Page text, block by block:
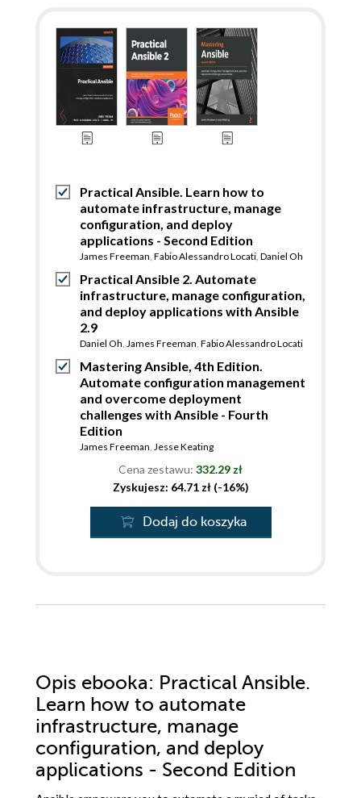
Practical Ansible. Learn how to
automate infrastructure, manage
configuration, and deploy
applications - Second Edition
James Freeman Fabio Alessandro Locati Daniel Oh
Practical Ansible 2. Automate
infrastructure, manage configuration,
and deploy applications with Ansible
2.9
Daniel Oh James Freeman Fabio Alessandro Locati
Mastering Ansible, 4th Edition.
Automate configuration management
and overcome deployment
challenges with Ansible - Fourth
Edition
James Freeman Jesse Keating
Cena zestawu: 332.29 zł
Zyskujesz: 64.71 zł (-16%)
Dodaj do koszyka
Opis ebooka: Practical Ansible.
Learn how to automate
infrastructure, manage
configuration, and deploy
applications - Second Edition